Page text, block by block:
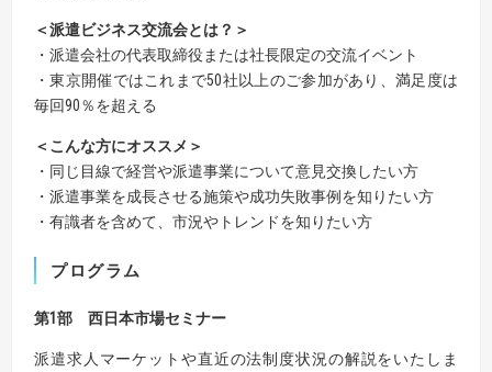
＜派遣ビジネス交流会とは？＞
・派遣会社の代表取締役または社長限定の交流イベント
・東京開催ではこれまで50社以上のご参加があり、満足度は
毎回90％を超える
＜こんな方にオススメ＞
・同じ目線で経営や派遣事業について意見交換したい方
・派遣事業を成長させる施策や成功失敗事例を知りたい方
・有識者を含めて、市況やトレンドを知りたい方
プログラム
第1 部 西日本市場セミナー
派遣求人マーケットや直近の法制度状況の解説をいたしま